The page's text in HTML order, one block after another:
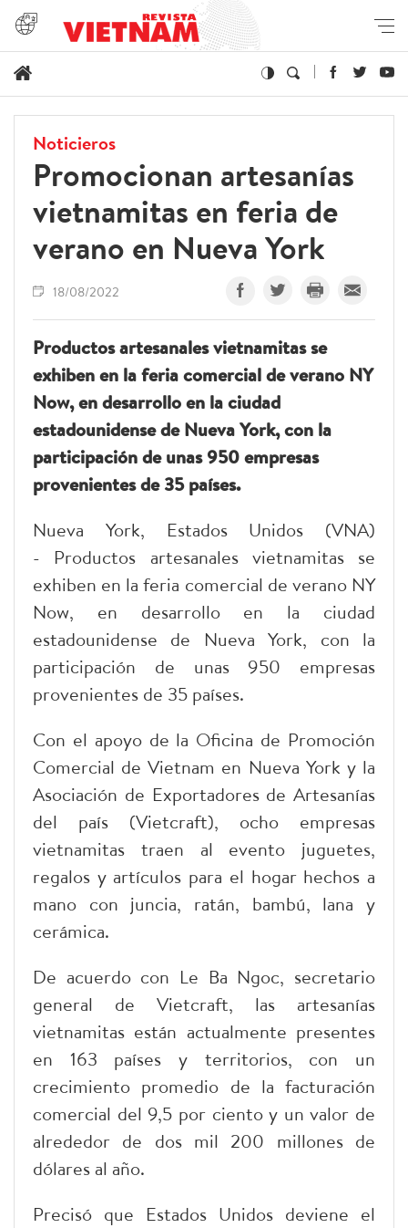
Noticieros
Promocionan artesanías
vietnamitas en feria de
verano en Nueva York
18/08/2022
Productos artesanales vietnamitas se
exhiben en la feria comercial de verano NY
Now, en desarrollo en la ciudad
estadounidense de Nueva York, con la
participación de unas 950 empresas
provenientes de 35 países.
Nueva York, Estados Unidos (VNA)
- Productos artesanales vietnamitas se
exhiben en la feria comercial de verano NY
Now, en desarrollo en la ciudad
estadounidense de Nueva York, con la
participación de unas 950 empresas
provenientes de 35 países.
Con el apoyo de la Oficina de Promoción
Comercial de Vietnam en Nueva York y la
Asociación de Exportadores de Artesanías
del país (Vietcraft), ocho empresas
vietnamitas traen al evento juguetes,
regalos y artículos para el hogar hechos a
mano con juncia, ratán, bambú, lana y
cerámica.
De acuerdo con Le Ba Ngoc, secretario
general de Vietcraft, las artesanías
vietnamitas están actualmente presentes
en 163 países y territorios, con un
crecimiento promedio de la facturación
comercial del 9,5 por ciento y un valor de
alrededor de dos mil 200 millones de
dólares al año.
Precisó que Estados Unidos deviene el